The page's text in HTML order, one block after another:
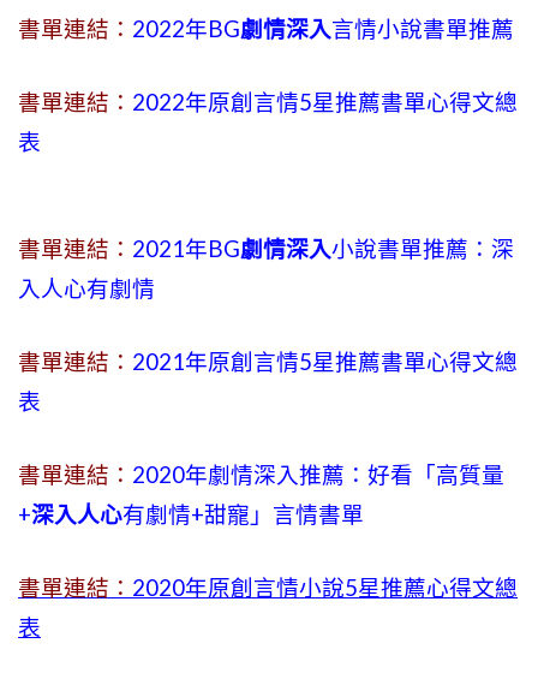
書單連結： 2022年BG劇情深入言情小說書單推薦
書單連結： 2022年原創言情5星推薦書單心得文總
表
書單連結： 2021年BG劇情深入小說書單推薦：深
入人心有劇情
書單連結： 2021年原創言情5星推薦書單心得文總
表
書單連結： 2020年劇情深入推薦：好看「高質量
+深入人心有劇情+甜寵」言情書單
書單連結： 2020年原創言情小說5星推薦心得文總
表